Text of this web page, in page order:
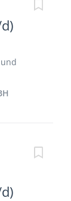
der
mit